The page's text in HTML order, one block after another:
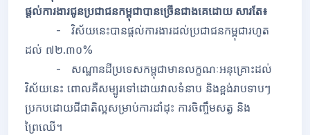
ផ្តល់ការងារជូនប្រជាជនកម្ពុជាបានច្រើនជាងគេដោយ សារតែ៖
- វិស័យនេះបានផ្តល់ការងារដល់ប្រជាជនកម្ពុជារហូត
ដល់ ៧២.៣០%
- សណ្ឋានដីប្រទេសកម្ពុជាមានលក្ខណៈអនុគ្រោះដល់
វិស័យនេះ ពោលគឺសម្បូរទៅដោយវាលទំនាប និងខ្ពង់រាបទាបៗ
ប្រកបដោយជីជាតិល្អសម្រាប់ការដាំដុះ ការចិញ្ចឹមសត្វ និង
ព្រៃឈើ។